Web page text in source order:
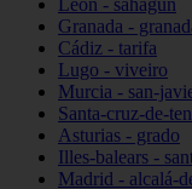
León - sahagún
Granada -
Cádiz - tarifa
Lugo - viveiro
Murcia - san-
Santa-cruz-de-
Asturias - grado
Illes-balears -
Madrid - alcalá-